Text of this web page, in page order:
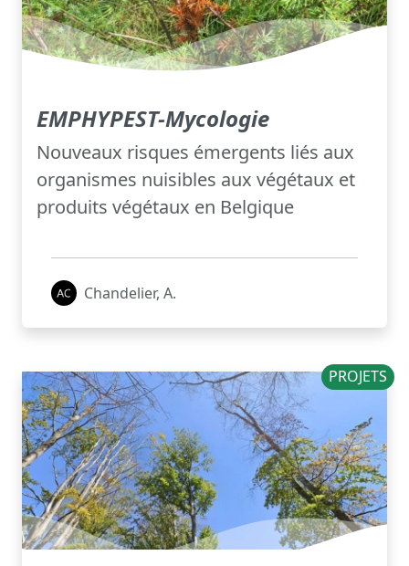
EMPHYPEST-Mycologie
Nouveaux risques émergents liés aux
organismes nuisibles aux végétaux et
produits végétaux en Belgique
Chandelier, A.
PROJETS